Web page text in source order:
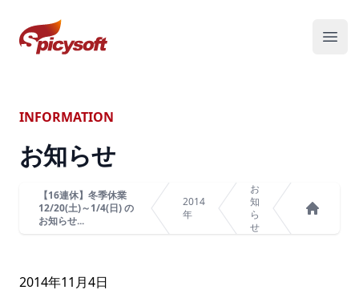
スパイシーソフト株式会社
メニ
INFORMATION
お知らせ
【16連休】冬季休業
12/20(土)～1/4(日) の
お知らせ...
2014
年
お
知
ら
せ
2014年11 月4日